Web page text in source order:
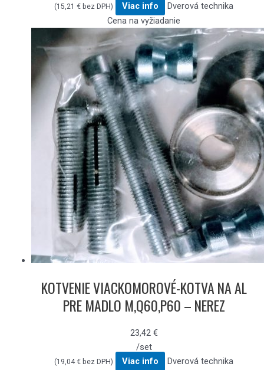
(15,21€ bez DPH) Viac info
Dverová technika
Cena na vyžiadanie
KOTVENIE VIACKOMOROVÉ-KOTVA NA AL
PRE MADLO M,Q60,P60 – NEREZ
23,42 €
/set
(19,04€ bez DPH) Viac info Dverová technika